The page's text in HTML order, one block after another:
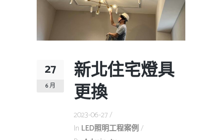
27
6 月
新北住宅燈具
更換
2023-06-27
In LED照明工程案例